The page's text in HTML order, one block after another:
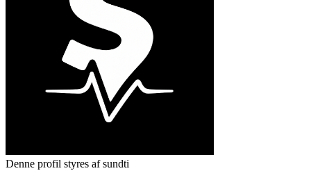
Denne profil styres af sundti